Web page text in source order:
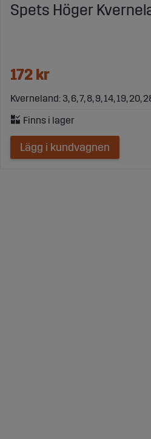
Spets Höger
172 kr
Kverneland: 3, 6, 7, 8, 9, 14, 19, 20,
Lägg i kundvagnen